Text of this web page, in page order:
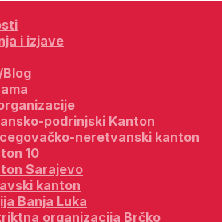
i izjave
Blog
podrinjski Kanton
neretvanski kanton
10
Sarajevo
kanton
Banja Luka
organizacija Brčko